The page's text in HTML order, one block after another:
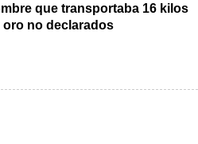
que transportaba 16 kilos
oro no declarados